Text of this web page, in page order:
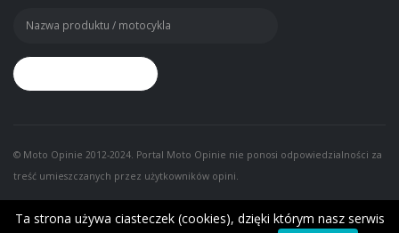
© Moto Opinie 2012-2024. Portal Moto Opinie nie ponosi odpowiedzialności za
treść umieszczanych przez użytkowników opini.
Ta strona używa ciasteczek (cookies), dzięki którym nasz serwis